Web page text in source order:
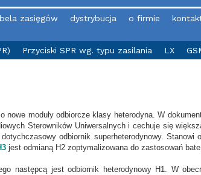
zasięgów dystrybucja o firmie
Przyciski SPR wg. typu zasilania LX
nowe moduły odbiorcze klasy heterodyna. W
Sterowników Uniwersalnych i cechuje się
odbiornik superheterodynowy.
jest odmianą H2 zoptymalizowana do zastosowań
następcą jest odbiornik heterodynowy H1. W